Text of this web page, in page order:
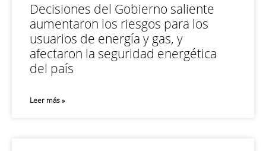
Decisiones del Gobierno saliente
aumentaron los riesgos para los
usuarios de energía y gas, y
afectaron la seguridad energética
del país
Leer más »